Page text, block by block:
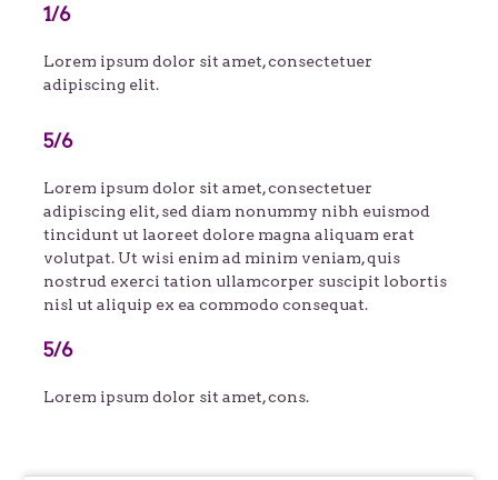
1/6
Lorem ipsum dolor sit amet, consectetuer
adipiscing elit.
5/6
Lorem ipsum dolor sit amet, consectetuer
adipiscing elit, sed diam nonummy nibh euismod
tincidunt ut laoreet dolore magna aliquam erat
volutpat. Ut wisi enim ad minim veniam, quis
nostrud exerci tation ullamcorper suscipit lobortis
nisl ut aliquip ex ea commodo consequat.
5/6
Lorem ipsum dolor sit amet, cons.